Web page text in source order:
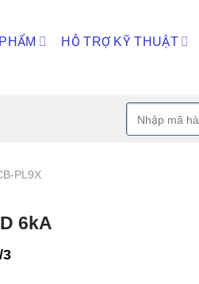
HỖ TRỢ KỸ THUẬT
Tìm
kiếm:
PL9X
6kA
3